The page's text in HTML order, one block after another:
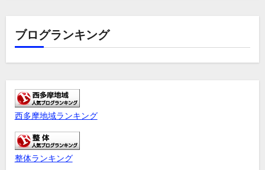
ブログランキング
西多摩地域ランキング
整体ランキング